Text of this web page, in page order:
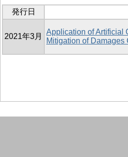
発行日
2021年3月
Application of Artificial
Mitigation of